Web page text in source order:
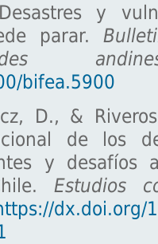
y
parar.
bifea.5900
D., &
de los
y desafíos
Estudios
dx.doi.org/